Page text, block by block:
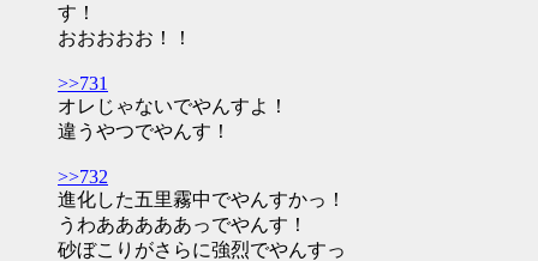
す！
おおおおお！！
>>731
オレじゃないでやんすよ！
違うやつでやんす！
>>732
進化した五里霧中でやんすかっ！
うわあああああっでやんす！
砂ぼこりがさらに強烈でやんすっ